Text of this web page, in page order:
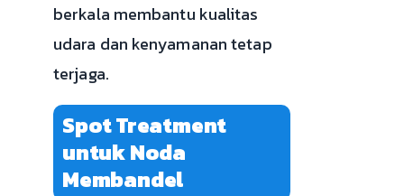
berkala membantu kualitas
udara dan kenyamanan tetap
terjaga.
Spot Treatment
untuk Noda
Membandel